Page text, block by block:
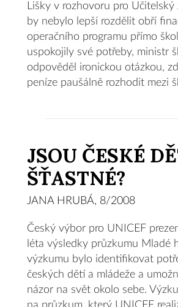
Lišky v rozhovoru pro Učitelský
by nebylo lepší rozdělit obří
operačního programu přímo
uspokojily své potřeby, ministr
odpověděl ironickou otázkou,
peníze paušálně rozhodit mezi
JSOU ČESKÉ
ŠŤASTNÉ?
JANA HRUBÁ, 8/2008
Český výbor pro UNICEF
léta výsledky průzkumu Mladé
výzkumu bylo identifikovat
českých dětí a mládeže a
názor na svět okolo sebe.